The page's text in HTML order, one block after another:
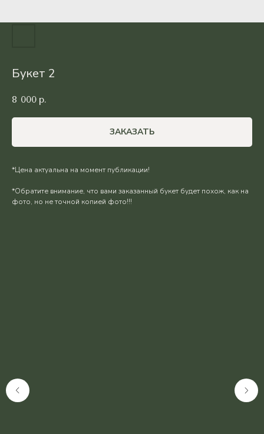
Букет 2
8 000 р.
ЗАКАЗАТЬ
*Цена актуальна на момент публикации!
*Обратите внимание, что вами заказанный букет будет похож, как на
фото, но не точной копией фото!!!